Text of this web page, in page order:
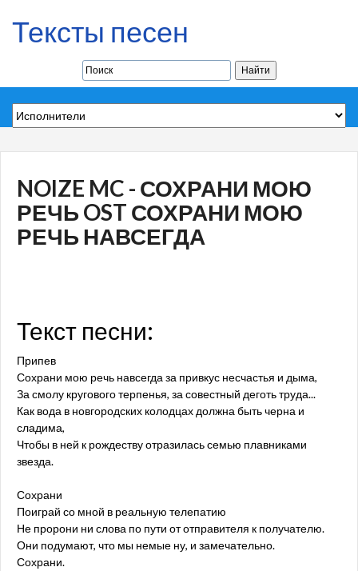
Тексты песен
NOIZE MC - СОХРАНИ МОЮ
РЕЧЬ OST СОХРАНИ МОЮ
РЕЧЬ НАВСЕГДА
Текст песни:
Припев
Сохрани мою речь навсегда за привкус несчастья и дыма,
За смолу кругового терпенья, за совестный деготь труда...
Как вода в новгородских колодцах должна быть черна и
сладима,
Чтобы в ней к рождеству отразилась семью плавниками
звезда.
Сохрани
Поиграй со мной в реальную телепатию
Не пророни ни слова по пути от отправителя к получателю.
Они подумают, что мы немые ну, и замечательно.
Сохрани.